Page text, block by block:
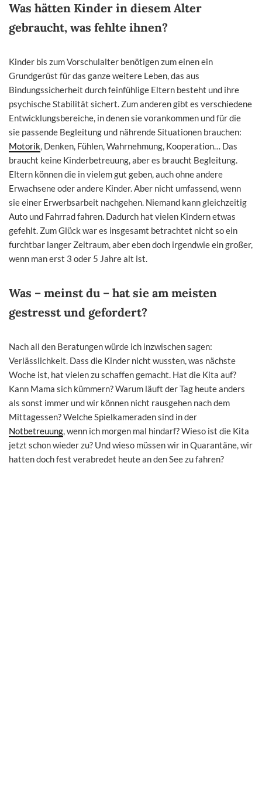
Was hätten Kinder in diesem Alter
gebraucht, was fehlte ihnen?
Kinder bis zum Vorschulalter benötigen zum einen ein
Grundgerüst für das ganze weitere Leben, das aus
Bindungssicherheit durch feinfühlige Eltern besteht und ihre
psychische Stabilität sichert. Zum anderen gibt es verschiedene
Entwicklungsbereiche, in denen sie vorankommen und für die
sie passende Begleitung und nährende Situationen brauchen:
Motorik, Denken, Fühlen, Wahrnehmung, Kooperation… Das
braucht keine Kinderbetreuung, aber es braucht Begleitung.
Eltern können die in vielem gut geben, auch ohne andere
Erwachsene oder andere Kinder. Aber nicht umfassend, wenn
sie einer Erwerbsarbeit nachgehen. Niemand kann gleichzeitig
Auto und Fahrrad fahren. Dadurch hat vielen Kindern etwas
gefehlt. Zum Glück war es insgesamt betrachtet nicht so ein
furchtbar langer Zeitraum, aber eben doch irgendwie ein großer,
wenn man erst 3 oder 5 Jahre alt ist.
Was – meinst du – hat sie am meisten
gestresst und gefordert?
Nach all den Beratungen würde ich inzwischen sagen:
Verlässlichkeit. Dass die Kinder nicht wussten, was nächste
Woche ist, hat vielen zu schaffen gemacht. Hat die Kita auf?
Kann Mama sich kümmern? Warum läuft der Tag heute anders
als sonst immer und wir können nicht rausgehen nach dem
Mittagessen? Welche Spielkameraden sind in der
Notbetreuung, wenn ich morgen mal hindarf? Wieso ist die Kita
jetzt schon wieder zu? Und wieso müssen wir in Quarantäne, wir
hatten doch fest verabredet heute an den See zu fahren?